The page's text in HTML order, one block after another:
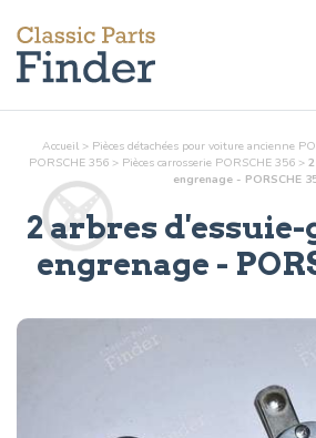
Accueil > Pièces détachées pour voiture ancienne
PORSCHE 356 > Pièces carrosseriePORSCHE 356 >
engrenage - PORSCHE
2 arbres d'essuie-
engrenage -